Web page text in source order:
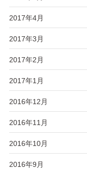
2017年4月
2017年3月
2017年2月
2017年1月
2016年12月
2016年11月
2016年10月
2016年9月